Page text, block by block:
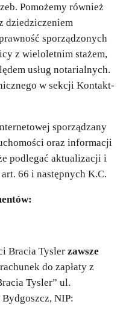
Pomożemy również
dziedziczeniem
sporządzonych
z wieloletnim stażem,
usług notarialnych.
w sekcji Kontakt-
sporządzany
oraz informacji
podlegać aktualizacji i
66 i następnych K.C.
Bracia Tysler zawsze
do zapłaty z
Tysler” ul.
NIP: